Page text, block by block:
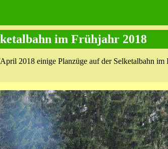
im Frühjahr 2018
2018 einige Planzüge auf der Selketal­bahn im